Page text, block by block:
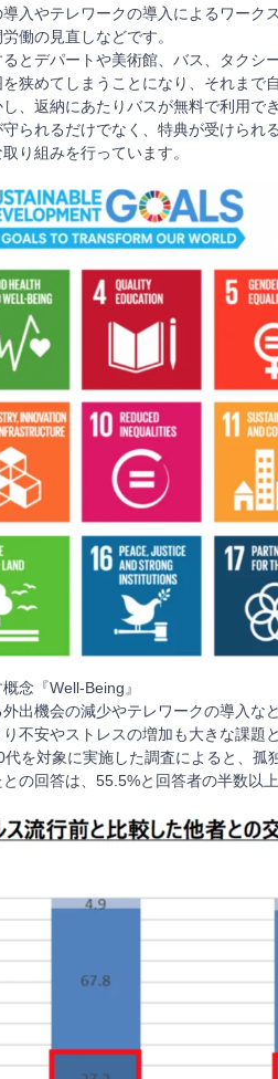
入やテレワークの導入によるワーク
働の見直しなどです。
とデパートや美術館、バス、タクシ
狭めてしまうことになり、それまで
、返納にあたりバスが無料で利用で
られるだけでなく、特典が受けられ
り組みを行っています。
念『Well-Being』
出機会の減少やテレワークの導入な
不安やストレスの増加も大きな課題
を対象に実施した調査によると、孤
の回答は、55.5%と回答者の半数以